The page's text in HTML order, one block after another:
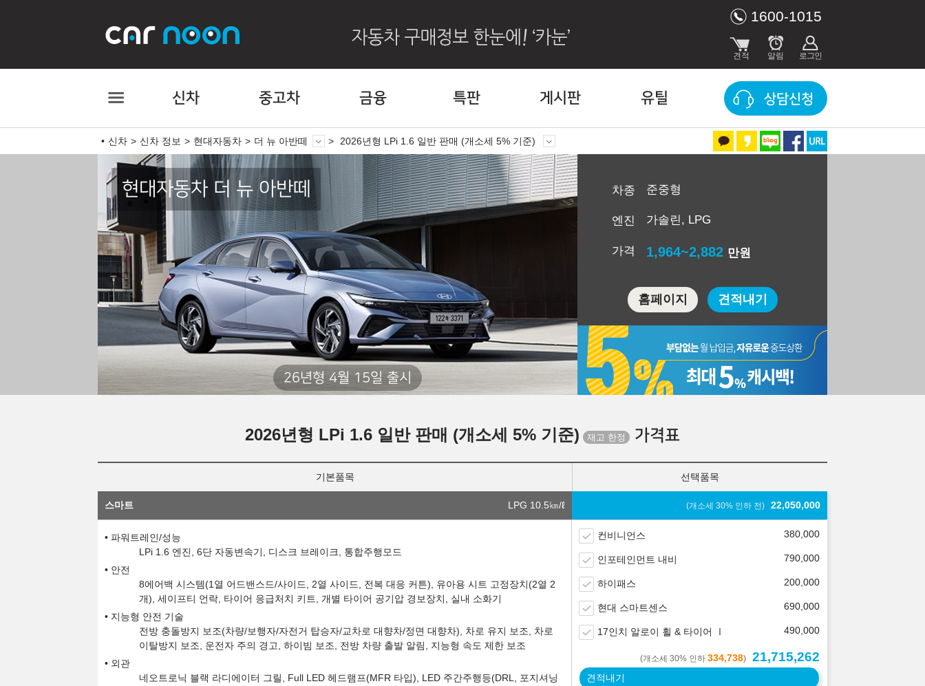
1600-1015
신차 중고차 금융 특판 게시판 유틸 상담신청
신차 신차 정보 현대자동차 더 뉴 아반떼 2026년형 LPi 1.6 일반 판매 (개소세 5% 기준)
현대자동차 더 뉴 아반떼
26년형 4월 15일 출시
차종 준중형
엔진 가솔린, LPG
가격 1,964~2,882 만원
홈페이지 견적내기
2026년형 LPi 1.6 일반 판매 (개소세 5% 기준) 가격표
기본품목 선택품목
스마트 LPG 10.5㎞/ℓ (개소세 30% 인하 전) 22,050,000
파워트레인/성능
LPi 1.6 엔진, 6단 자동변속기, 디스크 브레이크, 통합주행모드
안전
8에어백 시스템(1열 어드밴스드/사이드, 2열 사이드, 전복 대응 커튼), 유아용 시트 고정장치(2열 2
개), 세이프티 언락, 타이어 응급처치 키트, 개별 타이어 공기압 경보장치, 실내 소화기
지능형 안전 기술
전방 충돌방지 보조(차량/보행자/자전거 탑승자/교차로 대향차/정면 대향차), 차로 유지 보조, 차로
이탈방지 보조, 운전자 주의 경고, 하이빔 보조, 전방 차량 출발 알림, 지능형 속도 제한 보조
외관
네오트로닉 블랙 라디에이터 그릴, Full LED 헤드램프(MFR 타입), LED 주간주행등(DRL, 포지셔닝
컨비니언스 380,000
인포테인먼트 내비 790,000
하이패스 200,000
현대 스마트센스 690,000
17인치 알로이 휠 & 타이어 Ⅰ 490,000
(개소세 30% 인하 334,738) 21,715,262
견적내기